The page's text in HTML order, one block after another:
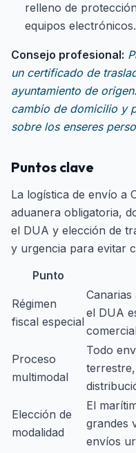
relleno de
equipos electrónicos.
Consejo profesional:
un certificado de
ayuntamiento de
cambio de domicilio y
sobre los enseres
Puntos clave
La logística de envío a
aduanera obligatoria,
el DUA y elección de
y urgencia para evitar
Punto
Régimen
fiscal especial
Canarias
el DUA
Proceso
multimodal
Todo
Elección de
modalidad
El
grandes
envíos